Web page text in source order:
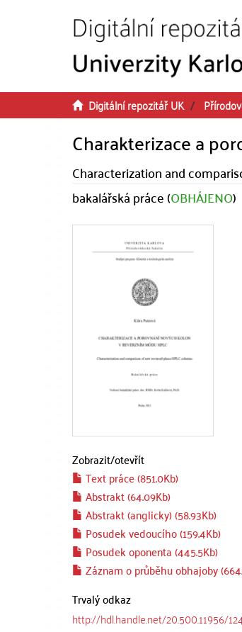
Digitální repozitář UK
Charakterizace a
Characterization and
bakalářská práce (OBHÁJENO)
Zobrazit/otevřít
Text práce (851.0Kb)
Abstrakt (64.09Kb)
Abstrakt (anglicky) (58.93Kb)
Posudek vedoucího (159.4Kb)
Posudek oponenta (445.5Kb)
Záznam o průběhu obhajoby
Trvalý odkaz
http://hdl.handle.net/20.500.11956/